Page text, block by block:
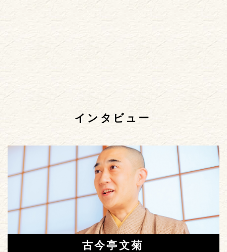
インタビュー
古今亭文菊